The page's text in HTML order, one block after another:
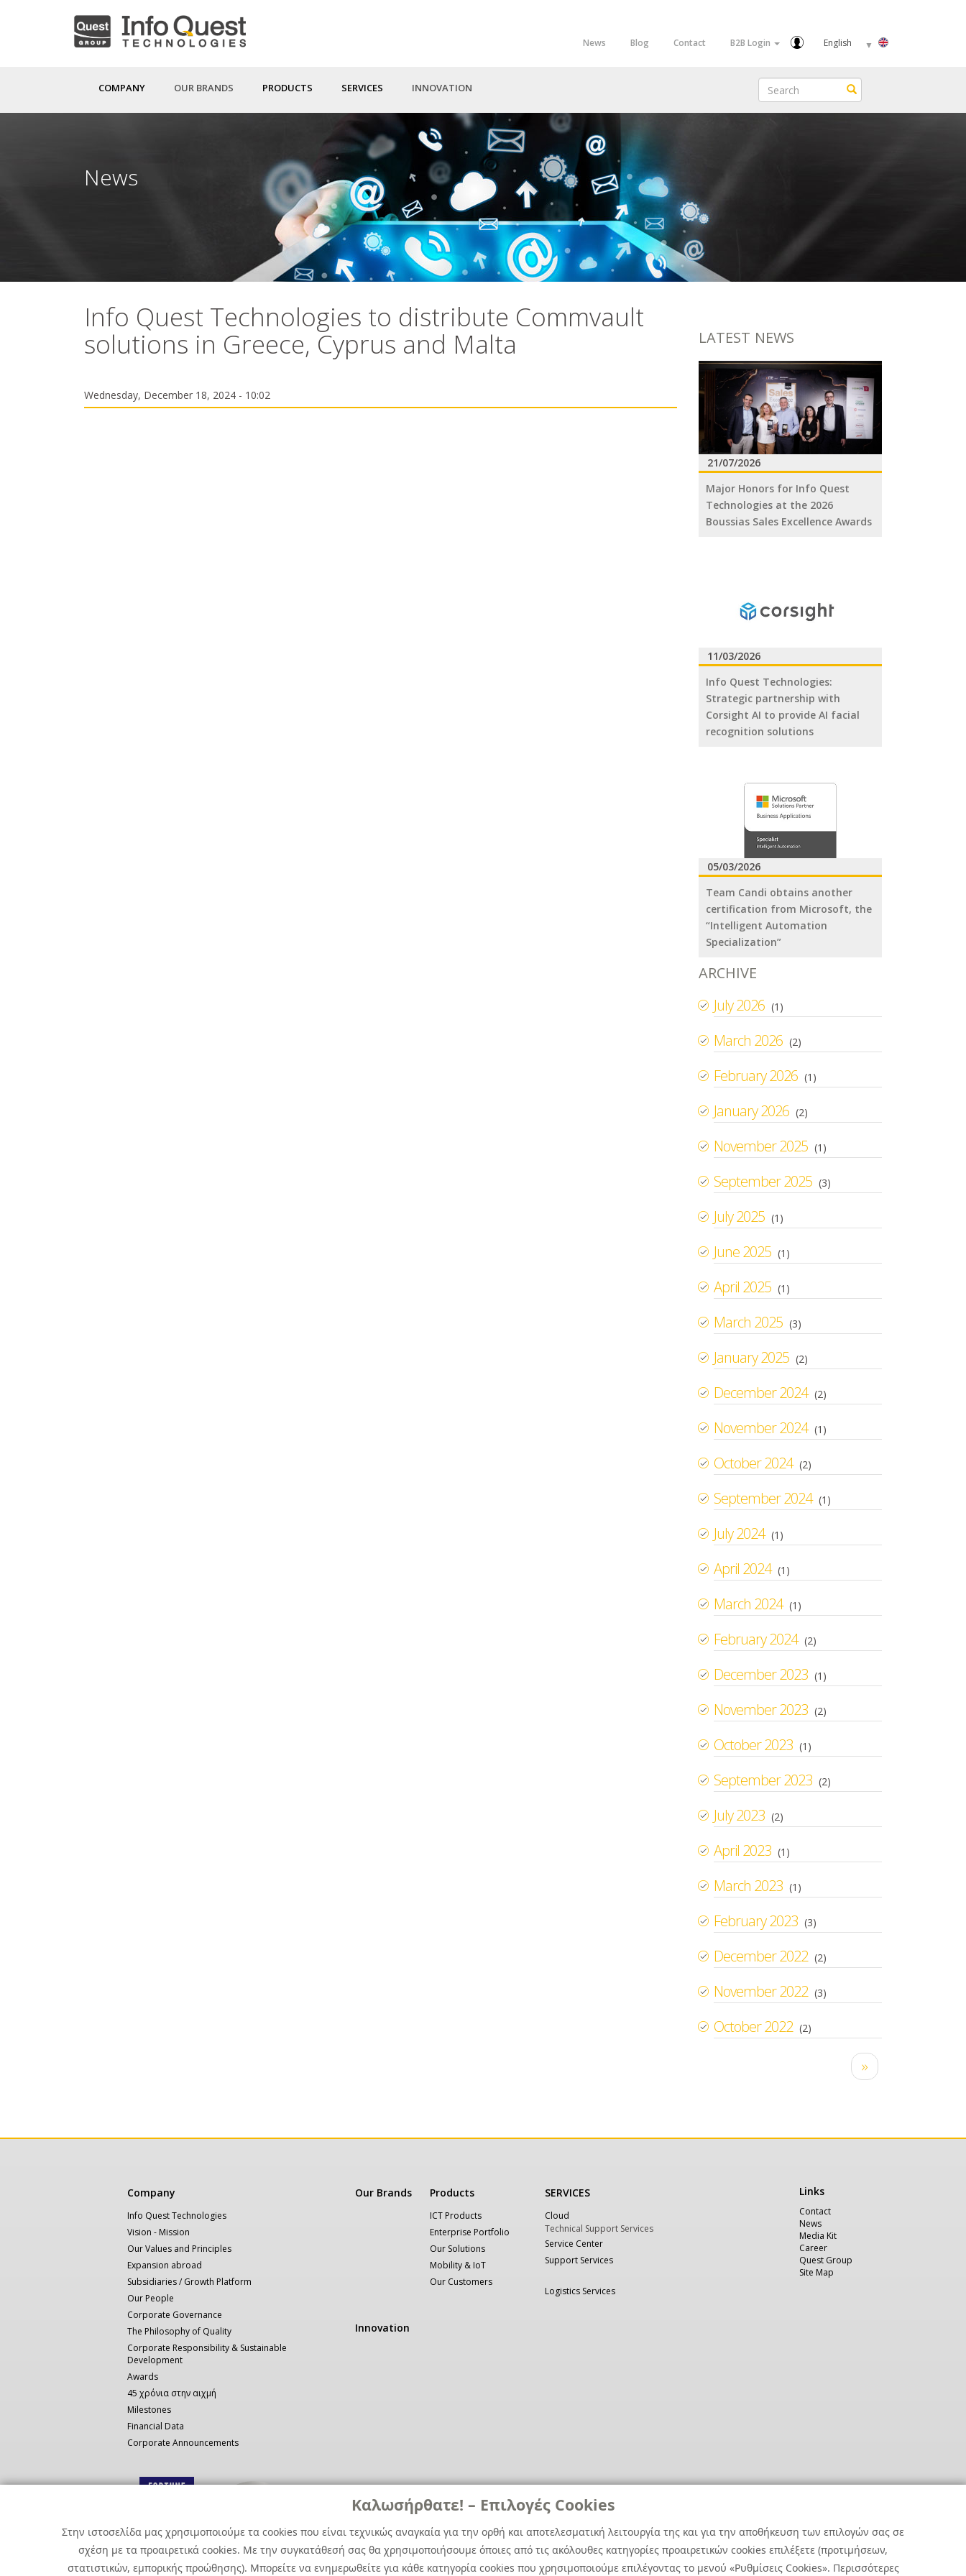
Καλωσήρθατε! – Επιλογές Cookies
Στην ιστοσελίδα μας χρησιμοποιούμε τα cookies που είναι τεχνικώς αναγκαία για την ορθή και αποτελεσματική λειτουργία της και για την αποθήκευση των επιλογών σας σε
σχέση με τα προαιρετικά cookies. Με την συγκατάθεσή σας θα χρησιμοποιήσουμε όποιες από τις ακόλουθες κατηγορίες προαιρετικών cookies επιλέξετε (προτιμήσεων,
στατιστικών, εμπορικής προώθησης). Μπορείτε να ενημερωθείτε για κάθε κατηγορία cookies που χρησιμοποιούμε επιλέγοντας το μενού «Ρυθμίσεις Cookies». Περισσότερες
News Blog Contact B2B Login
Select
language
COMPANY OUR BRANDS PRODUCTS SERVICES INNOVATION Search Search
News
LATEST NEWS
21/07/2026
Major Honors for Info Quest
Technologies at the 2026
Boussias Sales Excellence Awards
11/03/2026
Info Quest Technologies:
Strategic partnership with
Corsight AI to provide AI facial
recognition solutions
05/03/2026
Team Candi obtains another
certification from Microsoft, the
“Intelligent Automation
Specialization”
ARCHIVE
July 2026 (1)
March 2026 (2)
February 2026 (1)
January 2026 (2)
November 2025 (1)
September 2025 (3)
July 2025 (1)
June 2025 (1)
April 2025 (1)
March 2025 (3)
January 2025 (2)
December 2024 (2)
November 2024 (1)
October 2024 (2)
September 2024 (1)
July 2024 (1)
April 2024 (1)
March 2024 (1)
February 2024 (2)
December 2023 (1)
November 2023 (2)
October 2023 (1)
September 2023 (2)
July 2023 (2)
April 2023 (1)
March 2023 (1)
February 2023 (3)
December 2022 (2)
November 2022 (3)
October 2022 (2)
Next
page
››
Info Quest Technologies to distribute Commvault
solutions in Greece, Cyprus and Malta
Wednesday, December 18, 2024 - 10:02
Κεντρική
πλοήγηση
Company
Info Quest Technologies
Vision - Mission
Our Values and Principles
Expansion abroad
Subsidiaries / Growth Platform
Our People
Corporate Governance
The Philosophy of Quality
Corporate Responsibility & Sustainable
Development
Awards
45 χρόνια στην αιχμή
Milestones
Financial Data
Corporate Announcements
Our Brands Products
ICT Products
Enterprise Portfolio
Our Solutions
Mobility & IoT
Our Customers
SERVICES
Cloud
Technical Support Services
Service Center
Support Services
Logistics Services
Innovation
Χρήσιμα
Links
Contact
News
Media Kit
Career
Quest Group
Site Map